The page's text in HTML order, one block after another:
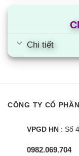
Chi tiết
CÔNG TY CỔ
VPGD HN : Số
0982.069.704